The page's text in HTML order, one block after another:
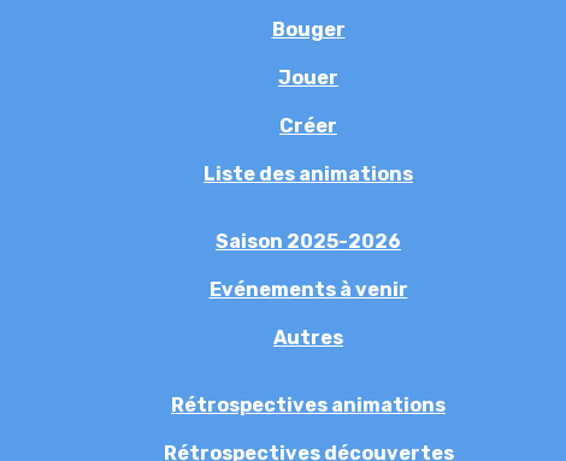
Bouger
Jouer
Créer
Liste des animations
Saison 2025-2026
Evénements à venir
Autres
Rétrospectives animations
Rétrospectives découvertes